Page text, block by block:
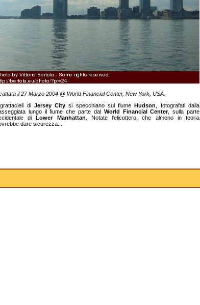
il 27 Marzo 2004 @ World Financial Center, New York, USA.
di Jersey City si specchiano sul fiumeHudson
, fotografati dalla
lungo il fiume che parte dal World Financial Center, sulla parte
diLower Manhattan . Notate l'elicottero, che almeno in teoria
dare sicurezza...